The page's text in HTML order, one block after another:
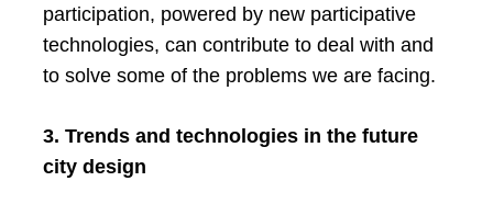
participation, powered by new participative
technologies, can contribute to deal with and
to solve some of the problems we are facing.
3. Trends and technologies in the future
city design